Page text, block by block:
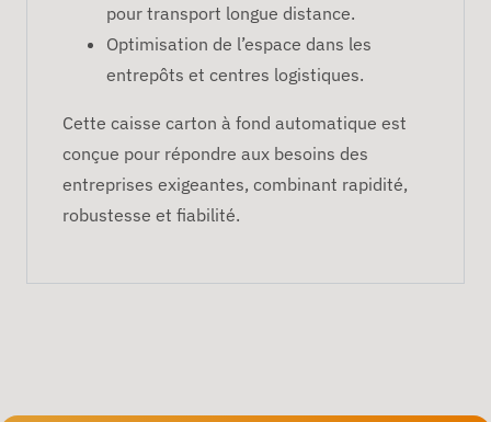
pour transport longue distance.
Optimisation de l’espace dans les
entrepôts et centres logistiques.
Cette caisse carton à fond automatique est
conçue pour répondre aux besoins des
entreprises exigeantes, combinant rapidité,
robustesse et fiabilité.